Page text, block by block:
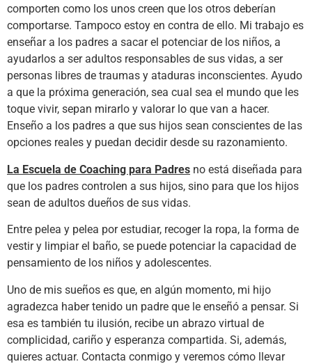
comporten como los unos creen que los otros deberían
comportarse. Tampoco estoy en contra de ello. Mi trabajo es
enseñar a los padres a sacar el potenciar de los niños, a
ayudarlos a ser adultos responsables de sus vidas, a ser
personas libres de traumas y ataduras inconscientes. Ayudo
a que la próxima generación, sea cual sea el mundo que les
toque vivir, sepan mirarlo y valorar lo que van a hacer.
Enseño a los padres a que sus hijos sean conscientes de las
opciones reales y puedan decidir desde su razonamiento.
La Escuela de Coaching para Padres no está diseñada para
que los padres controlen a sus hijos, sino para que los hijos
sean de adultos dueños de sus vidas.
Entre pelea y pelea por estudiar, recoger la ropa, la forma de
vestir y limpiar el baño, se puede potenciar la capacidad de
pensamiento de los niños y adolescentes.
Uno de mis sueños es que, en algún momento, mi hijo
agradezca haber tenido un padre que le enseñó a pensar. Si
esa es también tu ilusión, recibe un abrazo virtual de
complicidad, cariño y esperanza compartida. Si, además,
quieres actuar. Contacta conmigo y veremos cómo llevar